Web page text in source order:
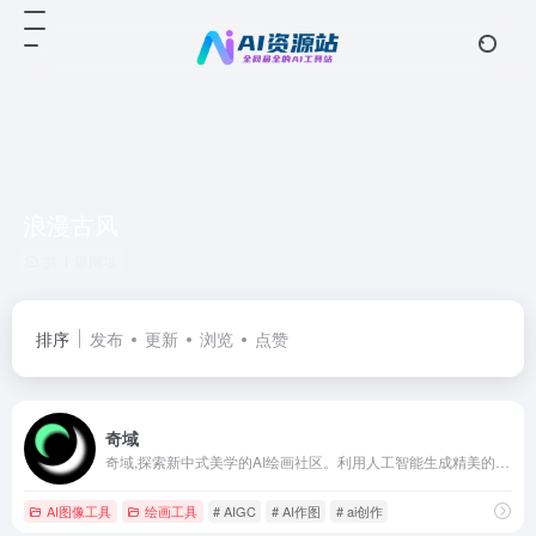
排序 发布 更新 浏览 点赞
奇域
AI图像工具 绘画工具 # AIGC # AI作图 # ai创作